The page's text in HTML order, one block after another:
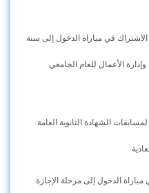
في مباراة الدخول إلى سنة
الأعمال للعام الجامعي
الشهادة الثانوية العامة
الدخول إلى مرحلة الإجازة